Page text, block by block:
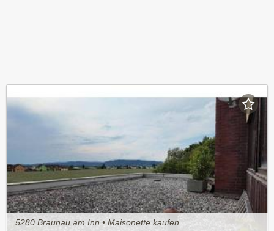
5280 Braunau am Inn • Maisonette kaufen